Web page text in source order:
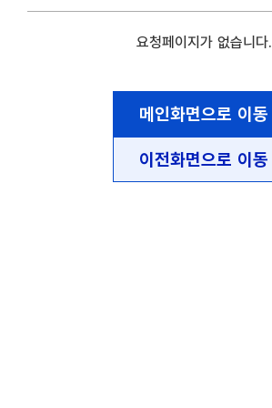
요청페이지가 없습니다.
메인화면으로 이동
이전화면으로 이동